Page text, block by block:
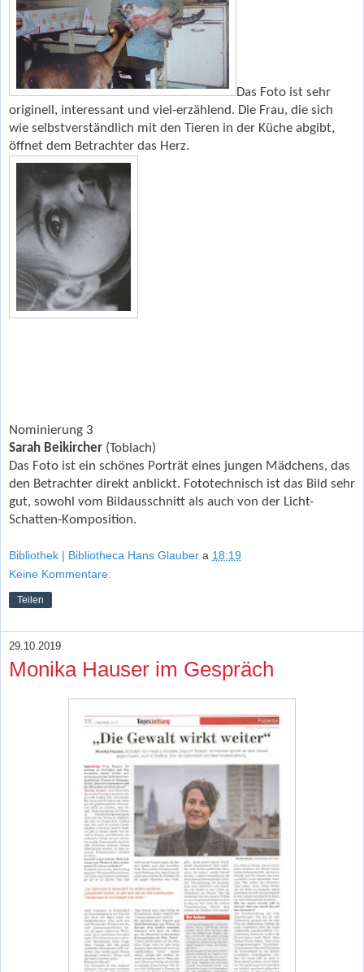
Das Foto ist sehr
originell, interessant und viel-erzählend. Die Frau, die sich
wie selbstverständlich mit den Tieren in der Küche abgibt,
öffnet dem Betrachter das Herz.
Nominierung 3
Sarah Beikircher (Toblach)
Das Foto ist ein schönes Porträt eines jungen Mädchens, das
den Betrachter direkt anblickt. Fototechnisch ist das Bild sehr
gut, sowohl vom Bildausschnitt als auch von der Licht-
Schatten-Komposition.
Bibliothek | Bibliotheca Hans Glauber a 18:19
Keine Kommentare:
Teilen
29.10.2019
Monika Hauser im Gespräch